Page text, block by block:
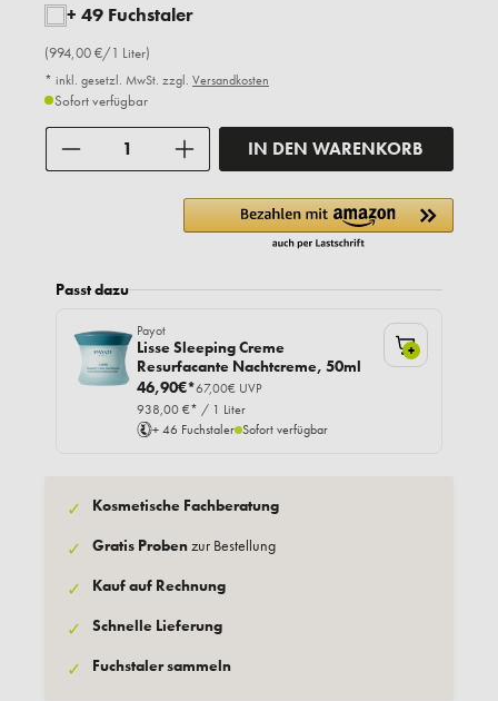
+ 49 Fuchstaler
(994,00 €/1 Liter)
* inkl. gesetzl. MwSt. zzgl. Versandkosten
Sofort verfügbar
IN DEN WARENKORB
Passt dazu
Payot
Lisse Sleeping Creme
Resurfacante Nachtcreme, 50ml
46,90€*67,00€ UVP
938,00 €* / 1 Liter
+ 46 Fuchstaler Sofort verfügbar
+
✓ Kosmetische Fachberatung
✓ Gratis Probenzur Bestellung
✓ Kauf auf Rechnung
✓ Schnelle Lieferung
✓ Fuchstaler sammeln